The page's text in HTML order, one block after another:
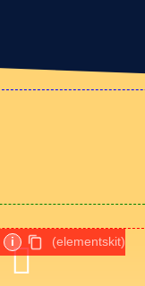
i (elementskit)